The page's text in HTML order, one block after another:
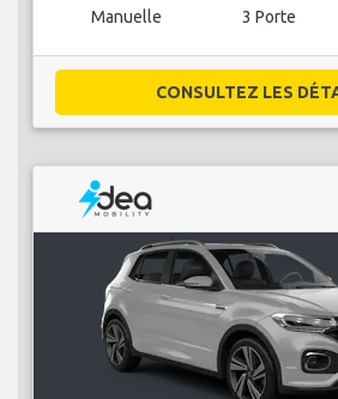
Manuelle 3 Porte
CONSULTEZ LES